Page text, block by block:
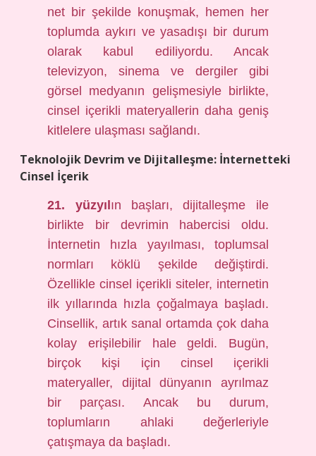
net bir şekilde konuşmak, hemen her
toplumda aykırı ve yasadışı bir durum
olarak kabul ediliyordu. Ancak
televizyon, sinema ve dergiler gibi
görsel medyanın gelişmesiyle birlikte,
cinsel içerikli materyallerin daha geniş
kitlelere ulaşması sağlandı.
Teknolojik Devrim ve Dijitalleşme: İnternetteki
Cinsel İçerik
21. yüzyıl ın başları, dijitalleşme ile
birlikte bir devrimin habercisi oldu.
İnternetin hızla yayılması, toplumsal
normları köklü şekilde değiştirdi.
Özellikle cinsel içerikli siteler, internetin
ilk yıllarında hızla çoğalmaya başladı.
Cinsellik, artık sanal ortamda çok daha
kolay erişilebilir hale geldi. Bugün,
birçok kişi için cinsel içerikli
materyaller, dijital dünyanın ayrılmaz
bir parçası. Ancak bu durum,
toplumların ahlaki değerleriyle
çatışmaya da başladı.